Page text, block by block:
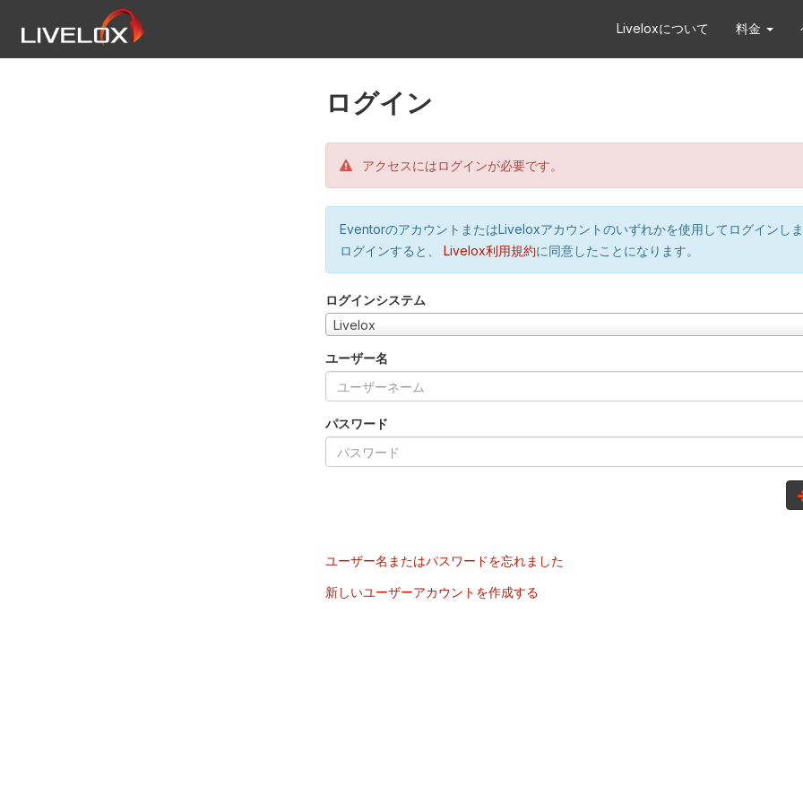
Liveloxについて 料金
ログイン
アクセスにはログインが必要です。
EventorのアカウントまたはLiveloxアカウントのいずれかを使用してログインし
ログインすると、
Livelox利用規約に同意したことになります。
ログインシステム
Livelox
ユーザー名
パスワード
ユーザー名またはパスワードを忘れました
新しいユーザーアカウントを作成する